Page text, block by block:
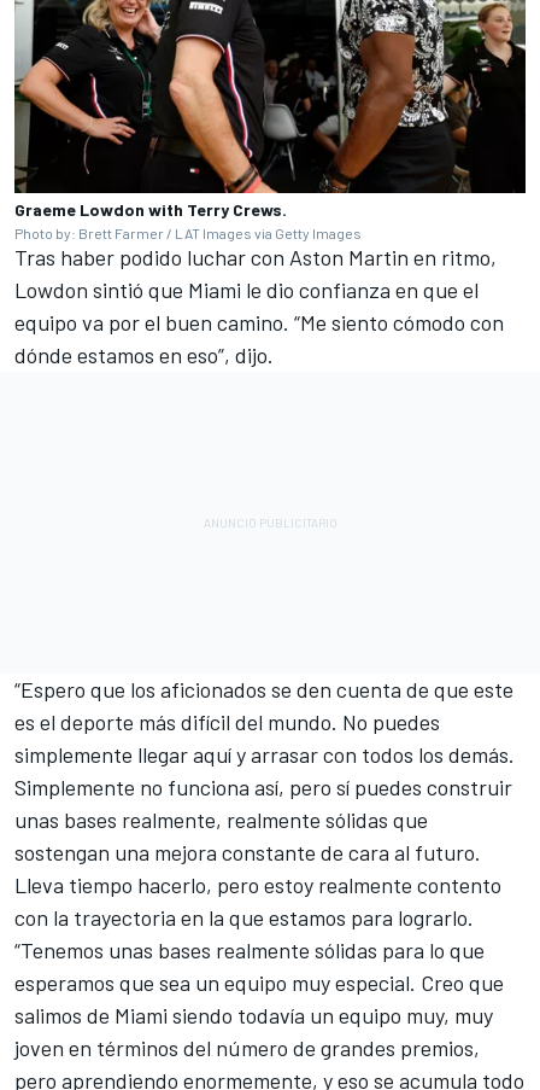
Graeme Lowdon with Terry Crews.
Photo by: Brett Farmer / LAT Images via Getty Images
Tras haber podido luchar con Aston Martin en ritmo,
Lowdon sintió que Miami le dio confianza en que el
equipo va por el buen camino. “Me siento cómodo con
dónde estamos en eso”, dijo.
“Espero que los aficionados se den cuenta de que este
es el deporte más difícil del mundo. No puedes
simplemente llegar aquí y arrasar con todos los demás.
Simplemente no funciona así, pero sí puedes construir
unas bases realmente, realmente sólidas que
sostengan una mejora constante de cara al futuro.
Lleva tiempo hacerlo, pero estoy realmente contento
con la trayectoria en la que estamos para lograrlo.
“Tenemos unas bases realmente sólidas para lo que
esperamos que sea un equipo muy especial. Creo que
salimos de Miami siendo todavía un equipo muy, muy
joven en términos del número de grandes premios,
pero aprendiendo enormemente, y eso se acumula todo